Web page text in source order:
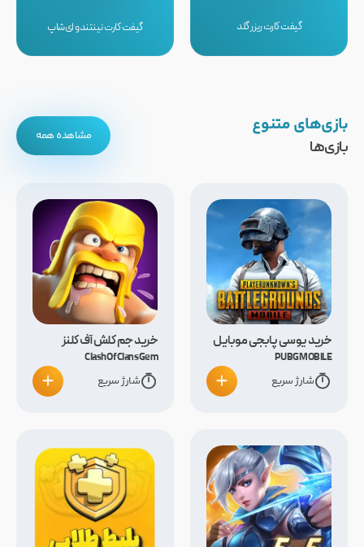
گیفت کارت ریزر گلد گیفت کارت نینتندو ای‌شاپ
بازی‌های متنوع
بازی‌ها
مشاهده همه
خرید یوسی پابجی موبایل
PUBG MOBILE
شارژ سریع
خرید جم کلش آف کلنز
Clash Of Clans Gem
شارژ سریع